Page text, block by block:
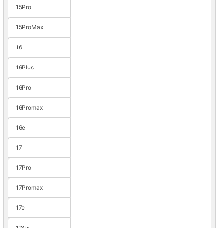
15Pro
15ProMax
16
16Plus
16Pro
16Promax
16e
17
17Pro
17Promax
17e